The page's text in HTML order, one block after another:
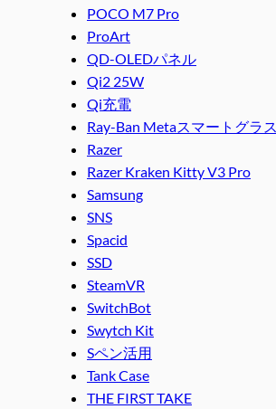
POCO M7 Pro
ProArt
QD-OLEDパネル
Qi2 25W
Qi充電
Ray-Ban Metaスマートグラス
Razer
Razer Kraken Kitty V3 Pro
Samsung
SNS
Spacid
SSD
SteamVR
SwitchBot
Swytch Kit
Sペン活用
Tank Case
THE FIRST TAKE